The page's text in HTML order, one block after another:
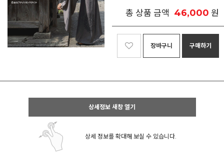
총 상품 금액 46,000 원
장바구니 구매하기
상세정보 새창 열기
상세 정보를 확대해 보실 수 있습니다.